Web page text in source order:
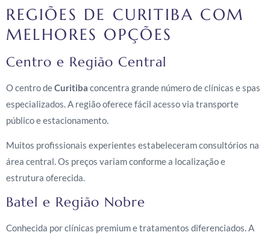
REGIÕES DE CURITIBA COM
MELHORES OPÇÕES
Centro e Região Central
O centro deCuritiba concentra grande número de clínicas e spas
especializados. A região oferece fácil acesso via transporte
público e estacionamento.
Muitos profissionais experientes estabeleceram consultórios na
área central. Os preços variam conforme a localização e
estrutura oferecida.
Batel e Região Nobre
Conhecida por clínicas premium e tratamentos diferenciados. A